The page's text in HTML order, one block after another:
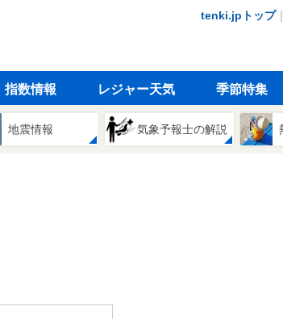
tenki.jpトップ｜
指数情報 レジャー天気 季節特集
地震情報 気象予報士の解説